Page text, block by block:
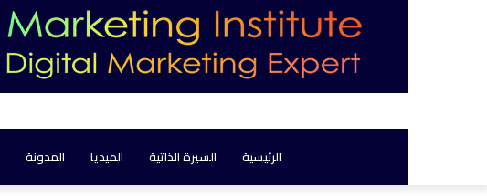
الرئيسية السيرة الذاتية الميديا المدونة